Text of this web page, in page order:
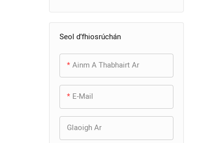
Seol d’fhiosrúchán
Ainm A Thabhairt Ar
E-Mail
Glaoigh Ar